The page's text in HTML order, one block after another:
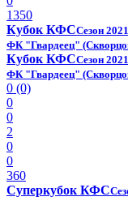
1350
Кубок КФССезон
ФК "Гвардеец"
Кубок КФССезон
ФК "Гвардеец"
0 (0)
0
0
2
0
0
360
Суперкубок КФС